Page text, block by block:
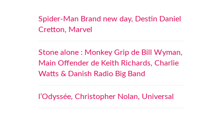
Spider-Man Brand new day, Destin Daniel
Cretton, Marvel
Stone alone : Monkey Grip de Bill Wyman,
Main Offender de Keith Richards, Charlie
Watts & Danish Radio Big Band
l’Odyssée, Christopher Nolan, Universal